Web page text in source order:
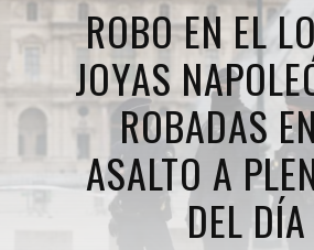
ROBO EN EL
JOYAS
ROBADAS
ASALTO A
DEL DÍA